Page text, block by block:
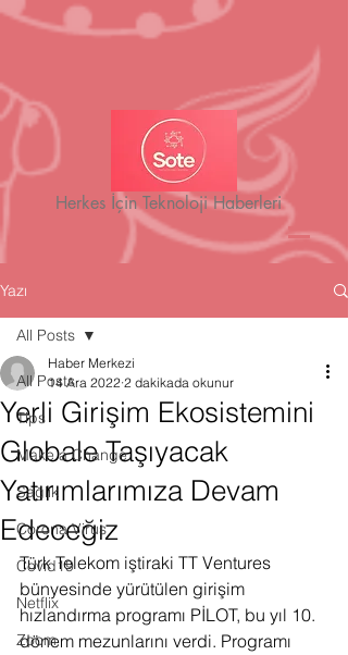
Herkes İçin Teknoloji Haberleri
Yazı
All Posts
Tips
Make a Change
Sağlık
Corona Virus
Covid19
Netflix
Zoom
All Posts
Yerli Girişim Ekosistemini
Globale Taşıyacak
Yatırımlarımıza Devam
Edeceğiz
Haber Merkezi
14 Ara 2022 2 dakikada okunur
Türk Telekom iştiraki TT Ventures
bünyesinde yürütülen girişim
hızlandırma programı PİLOT, bu yıl 10.
dönem mezunlarını verdi. Programı